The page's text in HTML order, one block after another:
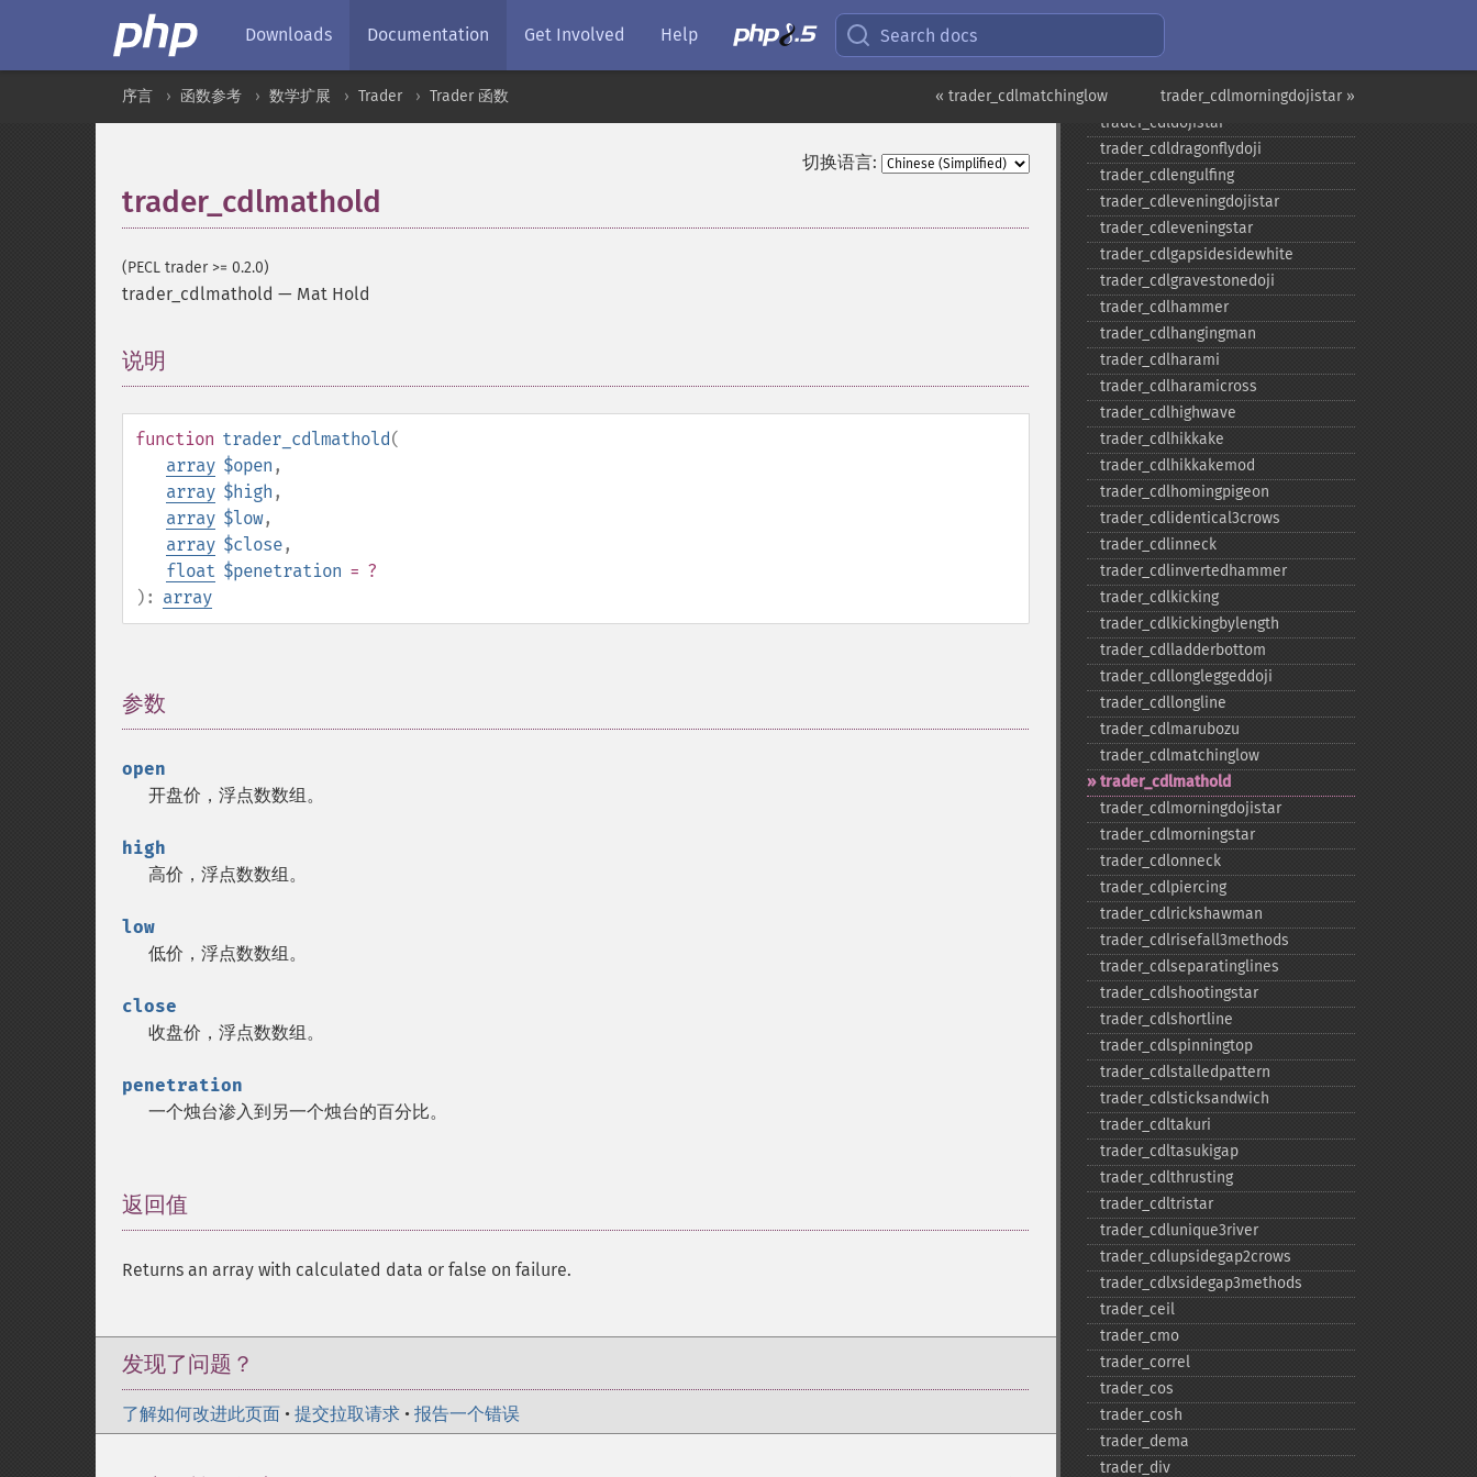
Downloads Documentation Get Involved Help Search docs
trader_cdlmorningdojistar »
« trader_cdlmatchinglow
序言 函数参考 数学扩展 Trader Trader 函数
切换语言:
trader_cdlmathold
(PECL trader >= 0.2.0)
trader_cdlmathold — Mat Hold
说明
function trader_cdlmathold(
array $open ,
array $high ,
array $low,
array $close,
float $penetration = ?
): array
参数
open
开盘价，浮点数数组。
high
高价，浮点数数组。
low
低价，浮点数数组。
close
收盘价，浮点数数组。
penetration
一个烛台渗入到另一个烛台的百分比。
返回值
Returns an array with calculated data or false on failure.
发现了问题？
了解如何改进此页面 • 提交拉取请求 • 报告一个错误
trader_​cdlconcealbabyswall
trader_​cdldarkcloudcover
trader_​cdldoji
trader_​cdldojistar
trader_​cdldragonflydoji
trader_​cdlengulfing
trader_​cdleveningdojistar
trader_​cdleveningstar
trader_​cdlgapsidesidewhite
trader_​cdlgravestonedoji
trader_​cdlhammer
trader_​cdlhangingman
trader_​cdlharami
trader_​cdlharamicross
trader_​cdlhighwave
trader_​cdlhikkake
trader_​cdlhikkakemod
trader_​cdlhomingpigeon
trader_​cdlidentical3crows
trader_​cdlinneck
trader_​cdlinvertedhammer
trader_​cdlkicking
trader_​cdlkickingbylength
trader_​cdlladderbottom
trader_​cdllongleggeddoji
trader_​cdllongline
trader_​cdlmarubozu
trader_​cdlmatchinglow
trader_​cdlmathold
trader_​cdlmorningdojistar
trader_​cdlmorningstar
trader_​cdlonneck
trader_​cdlpiercing
trader_​cdlrickshawman
trader_​cdlrisefall3methods
trader_​cdlseparatinglines
trader_​cdlshootingstar
trader_​cdlshortline
trader_​cdlspinningtop
trader_​cdlstalledpattern
trader_​cdlsticksandwich
trader_​cdltakuri
trader_​cdltasukigap
trader_​cdlthrusting
trader_​cdltristar
trader_​cdlunique3river
trader_​cdlupsidegap2crows
trader_​cdlxsidegap3methods
trader_​ceil
trader_​cmo
trader_​correl
trader_​cos
trader_​cosh
trader_​dema
trader_​div